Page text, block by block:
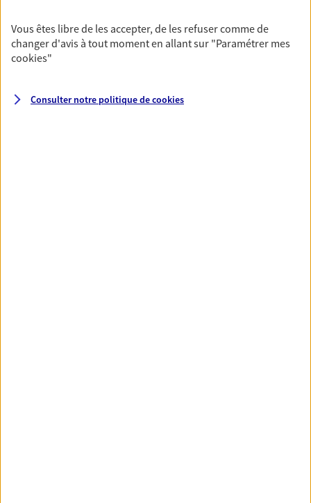
Couvrez vos dépenses de santé ainsi que celles de
votre famille avec la complémentaire santé qui
vous ressemble.
Prévoyance
Vous êtes libre de les accepter, de les refuser comme de
changer d'avis à tout moment en allant sur "Paramétrer mes
cookies"
Consulter notre politique decookies